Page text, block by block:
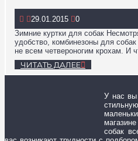
29.01.2015
0
Зимние куртки для собак
удобство, комбинезоны для
не всем четвероногим крохам. И
ЧИТАТЬ ДАЛЕЕ
У нас вы
собак